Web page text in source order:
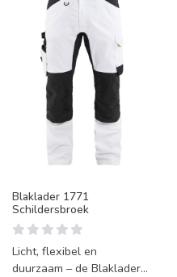
Blaklader 1771
Schildersbroek
Licht, flexibel en
duurzaam – de Blaklader